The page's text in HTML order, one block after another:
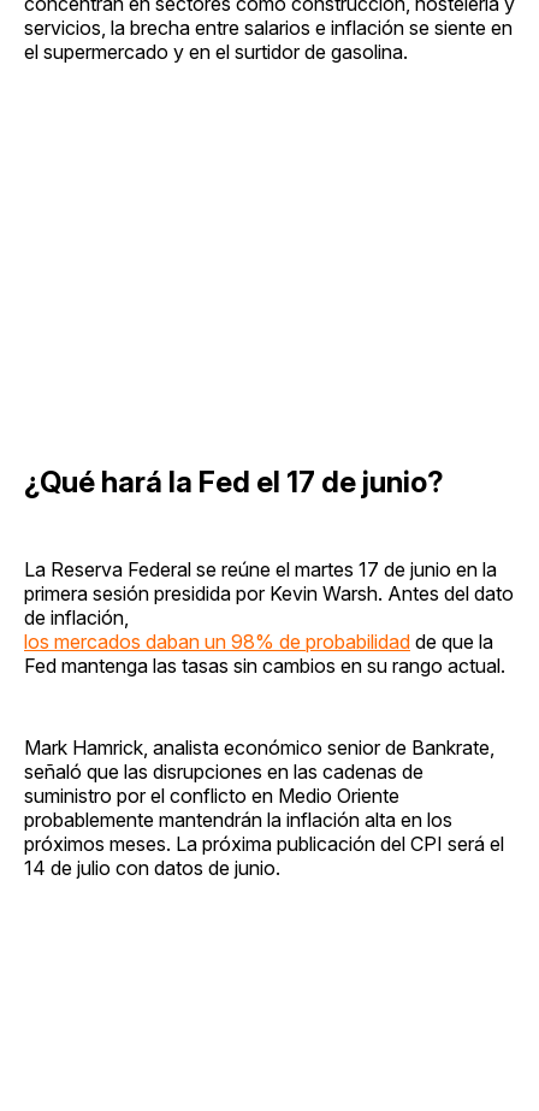
servicios, la brecha entre salarios e inflación se siente en
el supermercado y en el surtidor de gasolina.
¿Qué hará la Fed el 17 de junio?
La Reserva Federal se reúne el martes 17 de junio en la
primera sesión presidida por Kevin Warsh. Antes del dato
de inflación,
los mercados daban un 98% de probabilidad de que la
Fed mantenga las tasas sin cambios en su rango actual.
Mark Hamrick, analista económico senior de Bankrate,
señaló que las disrupciones en las cadenas de
suministro por el conflicto en Medio Oriente
probablemente mantendrán la inflación alta en los
próximos meses. La próxima publicación del CPI será el
14 de julio con datos de junio.